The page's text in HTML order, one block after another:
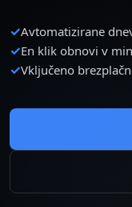
✓Avtomatizirane
✓En klik obnovi v
✓Vključeno